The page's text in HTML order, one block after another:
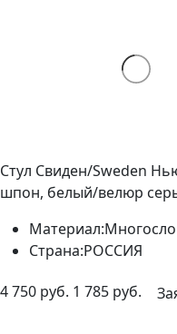
Стул Свиден/Sweden
шпон, белый/велюр
Материал:
Страна:РОССИЯ
4 750 руб. 1 785 руб.